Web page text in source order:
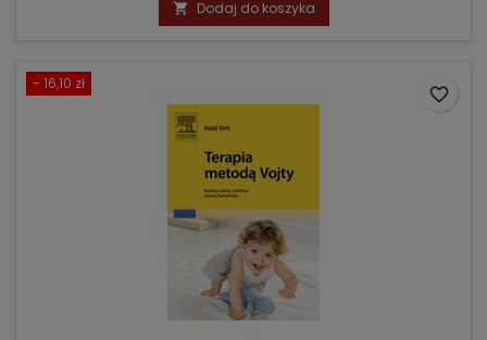
 Dodaj do koszyka
- 16,10 zł
favorite_border